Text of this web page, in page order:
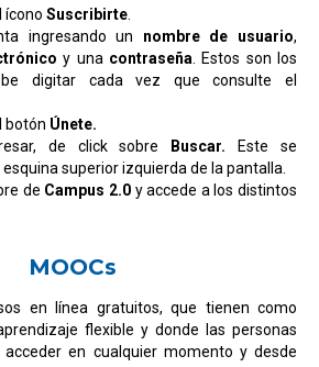
ícono Suscribirte.
ingresando un nombre de usuario,
y una contraseña. Estos son los
digitar cada vez que consulte el
botón Únete.
de click sobre
Buscar. Este se
superior izquierda de la pantalla.
de Campus 2.0 y accede a los distintos
MOOCs
en línea gratuitos, que tienen como
flexible y donde las personas
en cualquier momento y desde